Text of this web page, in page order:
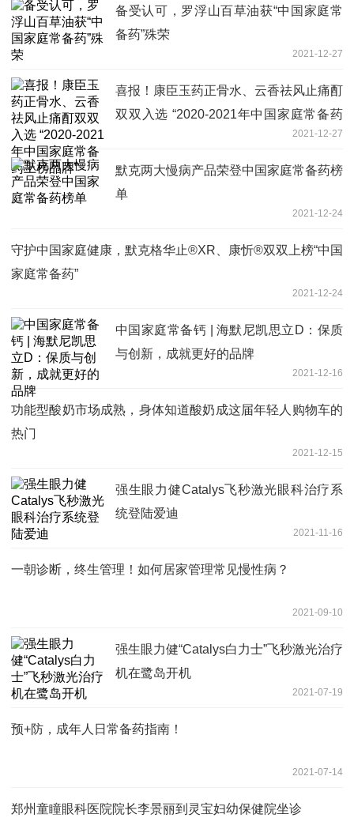
备受认可，罗浮山百草油获“中国家庭常
备药”殊荣
2021-12-27
喜报！康臣玉药正骨水、云香祛风止痛酊
双双入选 “2020-2021年中国家庭常备药
2021-12-27
默克两大慢病产品荣登中国家庭常备药榜
单
2021-12-24
守护中国家庭健康，默克格华止®XR、康忻®双双上榜“中国
家庭常备药”
2021-12-24
中国家庭常备钙 | 海默尼凯思立D：保质
与创新，成就更好的品牌
2021-12-16
功能型酸奶市场成熟，身体知道酸奶成这届年轻人购物车的
热门
2021-12-15
强生眼力健Catalys飞秒激光眼科治疗系
统登陆爱迪
2021-11-16
一朝诊断，终生管理！如何居家管理常见慢性病？
2021-09-10
强生眼力健“Catalys白力士”飞秒激光治疗
机在鹭岛开机
2021-07-19
预+防，成年人日常备药指南！
2021-07-14
郑州童瞳眼科医院院长李景丽到灵宝妇幼保健院坐诊